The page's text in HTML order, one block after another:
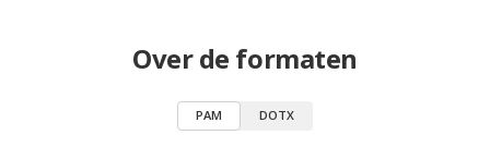
Over de formaten
PAM DOTX